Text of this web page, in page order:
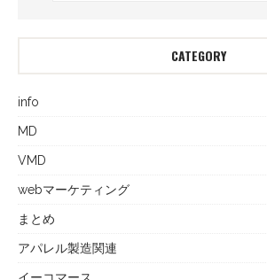
CATEGORY
info
MD
VMD
webマーケティング
まとめ
アパレル製造関連